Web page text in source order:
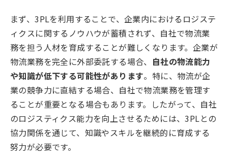
まず、3PLを利用することで、企業内におけるロジステ
ィクスに関するノウハウが蓄積されず、自社で物流業
務を担う人材を育成することが難しくなります。企業が
物流業務を完全に外部委託する場合、 自社の物流能力
や知識が低下する可能性があります。特に、物流が企
業の競争力に直結する場合、自社で物流業務を管理す
ることが重要となる場合もあります。したがって、自社
のロジスティクス能力を向上させるためには、3PLとの
協力関係を通じて、知識やスキルを継続的に育成する
努力が必要です。